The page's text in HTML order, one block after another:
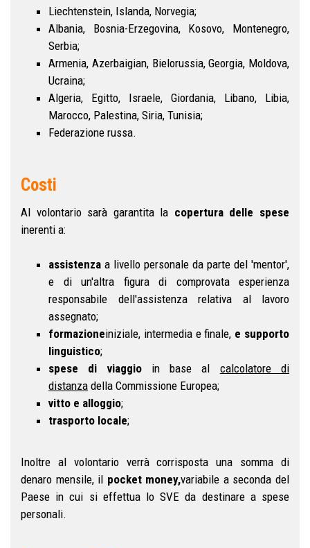
Liechtenstein, Islanda, Norvegia;
Albania, Bosnia-Erzegovina, Kosovo, Montenegro,
Serbia;
Armenia, Azerbaigian, Bielorussia, Georgia, Moldova,
Ucraina;
Algeria, Egitto, Israele, Giordania, Libano, Libia,
Marocco, Palestina, Siria, Tunisia;
Federazione russa.
Costi
Al volontario sarà garantita la copertura delle spese
inerenti a:
assistenza a livello personale da parte del 'mentor',
e di un'altra figura di comprovata esperienza
responsabile dell'assistenza relativa al lavoro
assegnato;
formazioneiniziale, intermedia e finale, e supporto
linguistico;
spese di viaggioin base al calcolatore di
distanza della Commissione Europea;
vitto e alloggio;
trasporto locale;
Inoltre al volontario verrà corrisposta una somma di
denaro mensile, il pocket money,variabile a seconda del
Paese in cui si effettua lo SVE da destinare a spese
personali.